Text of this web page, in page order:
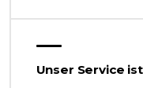
Unser Service